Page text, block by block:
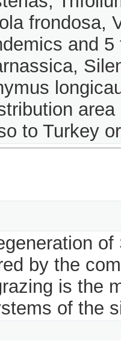
frondosa,
and
to Turkey
by the
is the
of the